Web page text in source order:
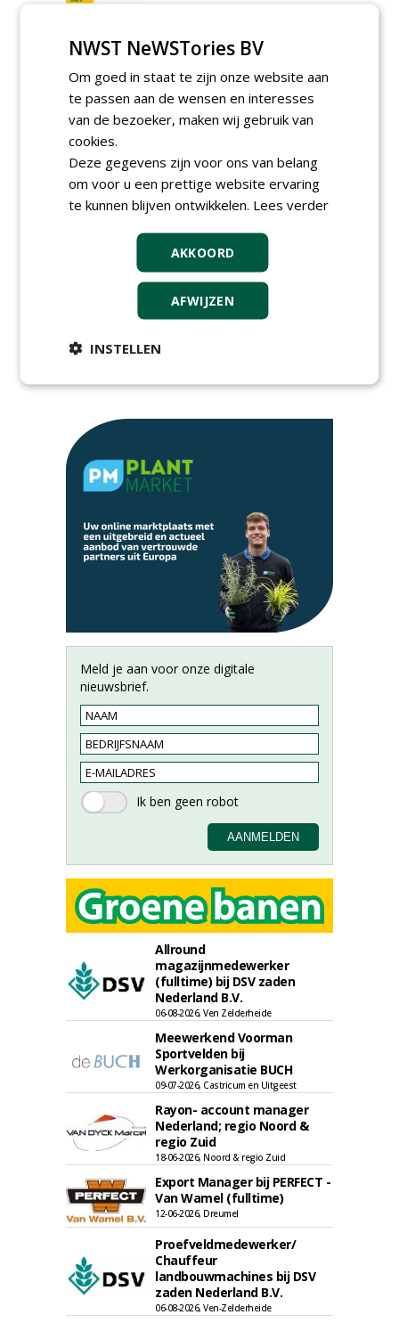
Sterke planten, minder
onkruid: najaar is hét
plantmoment
05-08-2025 173 sec
Living Landscape: slimme
beplanting voor
biodiversiteit en beheer
Meld je aan voor onze digitale
nieuwsbrief.
Allround
magazijnmedewerker
(fulltime) bij DSV zaden
Nederland B.V.
06-08-2026, Ven Zelderheide
Meewerkend Voorman
Sportvelden bij
Werkorganisatie BUCH
09-07-2026, Castricum en Uitgeest
Rayon- account manager
Nederland; regio Noord &
regio Zuid
18-06-2026, Noord & regio Zuid
Export Manager bij PERFECT -
Van Wamel (fulltime)
12-06-2026, Dreumel
Proefveldmedewerker/
Chauffeur
landbouwmachines bij DSV
zaden Nederland B.V.
06-08-2026, Ven-Zelderheide
NWST NeWSTories BV
Om goed in staat te zijn onze website aan
te passen aan de wensen en interesses
van de bezoeker, maken wij gebruik van
cookies.
Deze gegevens zijn voor ons van belang
om voor u een prettige website ervaring
te kunnen blijven ontwikkelen. Lees verder
AKKOORD
AFWIJZEN
INSTELLEN